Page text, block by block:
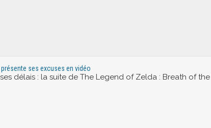
ses excuses en vidéo
délais : la suite de The Legend of Zelda : Breath of